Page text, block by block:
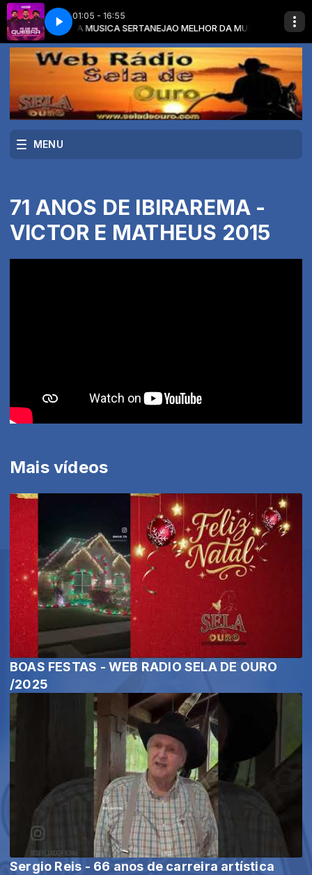
01:05 - 16:55
O MELHOR DA MUSICA SERTANEJAO MELHOR DA MUSICA
LIMA - AÍ CE ME QUEBRACESAR MENOTTI E FABIANO E
MENU
71 ANOS DE IBIRAREMA -
VICTOR E MATHEUS 2015
Mais vídeos
BOAS FESTAS - WEB RADIO SELA DE OURO
/2025
Sergio Reis - 66 anos de carreira artística